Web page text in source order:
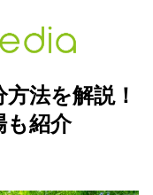
法を解説！
も紹介